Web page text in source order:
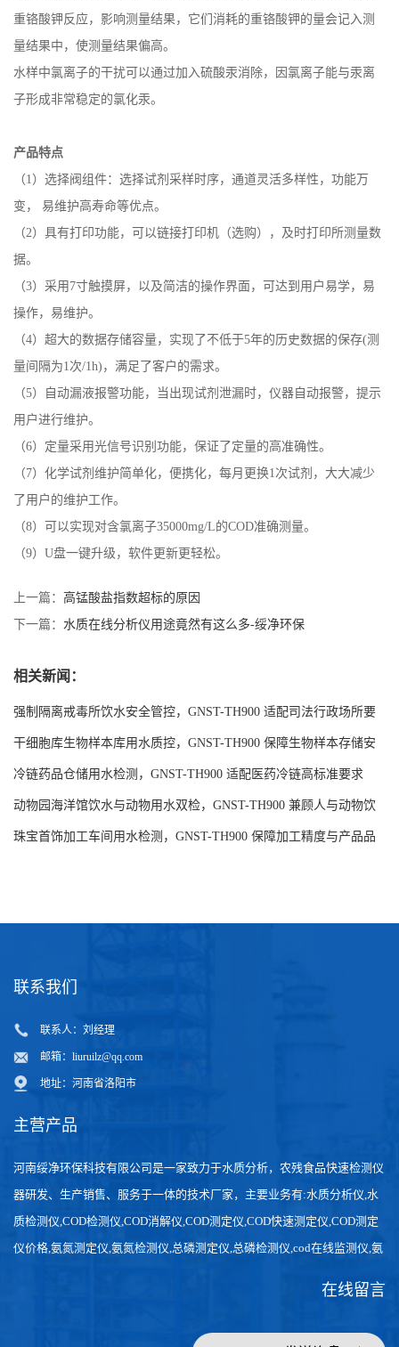
重铬酸钾反应，影响测量结果，它们消耗的重铬酸钾的量会记入测
量结果中，使测量结果偏高。
水样中氯离子的干扰可以通过加入硫酸汞消除，因氯离子能与汞离
子形成非常稳定的氯化汞。
产品特点
（1）选择阀组件：选择试剂采样时序，通道灵活多样性，功能万
变， 易维护高寿命等优点。
（2）具有打印功能，可以链接打印机（选购），及时打印所测量数
据。
（3） 采用 7寸触摸屏，以及简洁的操作界面，可达到用户易学，易
操作，易维护。
（4） 超大的数据存储容量，实现了不低于5年的历史数据的保存(测
量间隔为1次/1h)，满足了客户的需求。
（5）自动漏液报警功能，当出现试剂泄漏时，仪器自动报警，提示
用户进行维护。
（6）定量采用光信号识别功能，保证了定量的高准确性。
（7） 化学试剂维护简单化，便携化，每月更换1次试剂，大大减少
了用户的维护工作。
（8） 可以实现对含氯离子35000mg/L的COD准确测量。
（9）U盘一键升级，软件更新更轻松。
上一篇： 高锰酸盐指数超标的原因
下一篇： 水质在线分析仪用途竟然有这么多-绥净环保
相关新闻：
强制隔离戒毒所饮水安全管控，GNST-TH900 适配司法行政场所要
求
干细胞库生物样本库用水质控，GNST-TH900 保障生物样本存储安
全
冷链药品仓储用水检测，GNST-TH900 适配医药冷链高标准要求
动物园海洋馆饮水与动物用水双检，GNST-TH900 兼顾人与动物饮
水安全
珠宝首饰加工车间用水检测，GNST-TH900 保障加工精度与产品品
联系我们
联系人：刘经理
邮箱： liuruilz@qq.com
地址：河南省洛阳市
主营产品
河南绥净环保科技有限公司是一家致力于水质分析，农残食品快速检测仪
器研发、生产销售、服务于一体的技术厂家，主要业务有:水质分析仪,水
质检测仪,COD检测仪,COD消解仪,COD测定仪,COD快速测定仪,COD测定
仪价格,氨氮测定仪,氨氮检测仪,总磷测定仪,总磷检测仪,cod在线监测仪,氨
在线留言